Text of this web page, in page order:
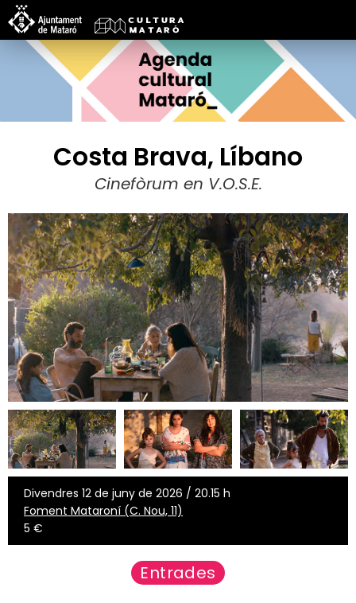
Costa Brava, Líbano
Cinefòrum en V.O.S.E.
Divendres 12 de juny de 2026 / 20.15 h
Foment Mataroní (C. Nou, 11)
5 €
Entrades